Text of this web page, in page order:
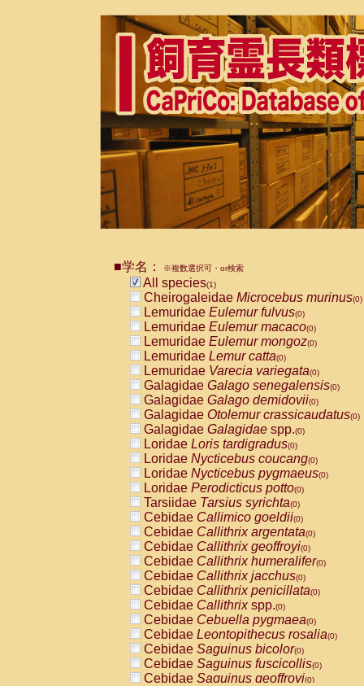
■学名： ※複数選択可・or検索
All species(1)
Cheirogaleidae Microcebus murinus(0)
Lemuridae Eulemur fulvus(0)
Lemuridae Eulemur macaco(0)
Lemuridae Eulemur mongoz(0)
Lemuridae Lemur catta(0)
Lemuridae Varecia variegata(0)
Galagidae Galago senegalensis(0)
Galagidae Galago demidovii(0)
Galagidae Otolemur crassicaudatus(0)
Galagidae Galagidae spp.(0)
Loridae Loris tardigradus(0)
Loridae Nycticebus coucang(0)
Loridae Nycticebus pygmaeus(0)
Loridae Perodicticus potto(0)
Tarsiidae Tarsius syrichta(0)
Cebidae Callimico goeldii(0)
Cebidae Callithrix argentata(0)
Cebidae Callithrix geoffroyi(0)
Cebidae Callithrix humeralifer(0)
Cebidae Callithrix jacchus(0)
Cebidae Callithrix penicillata(0)
Cebidae Callithrixspp.(0)
Cebidae Cebuella pygmaea(0)
Cebidae Leontopithecus rosalia(0)
Cebidae Saguinus bicolor(0)
Cebidae Saguinus fuscicollis(0)
Cebidae Saguinus geoffroyi(0)